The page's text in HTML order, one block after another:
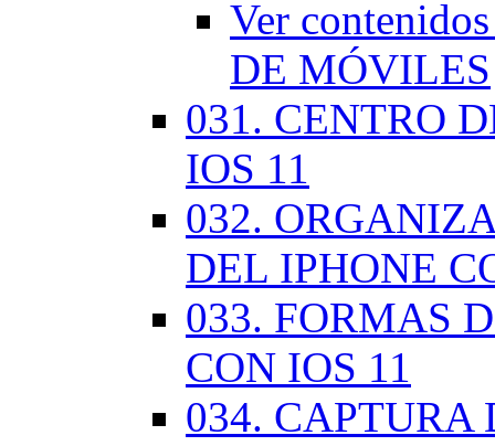
Ver
DE MÓVILES
031. CENTRO
IOS 11
032.
DEL IPHONE
033. FORMAS
CON IOS 11
034. CAPTURA